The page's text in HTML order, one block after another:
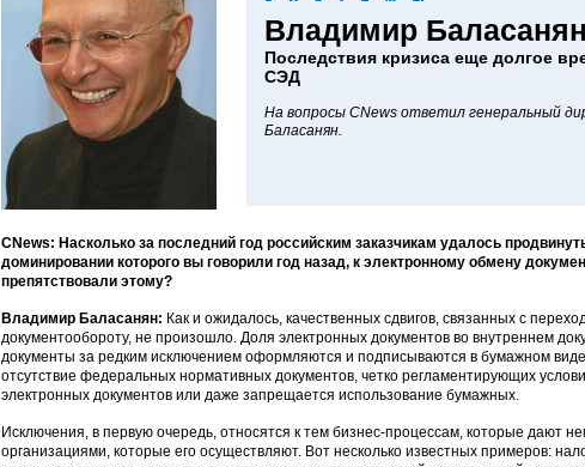
Владимир
Последствия кризиса еще долгое
СЭД
На вопросы CNews ответил генеральный
Баласанян.
CNews: Насколько за последний год российским заказчикам удалось
доминировании которого вы говорили год назад, к электронному обмену
препятствовали этому?
Владимир Баласанян: Как и ожидалось, качественных сдвигов, связанных с
документообороту, не произошло. Доля электронных документов во внутреннем
документы за редким исключением оформляются и подписываются в бумажном
отсутствие федеральных нормативных документов, четко регламентирующих
электронных документов или даже запрещается использование бумажных.
Исключения, в первую очередь, относятся к тем бизнес-процессам, которые дают
организациями, которые его осуществляют. Вот несколько известных примеров: